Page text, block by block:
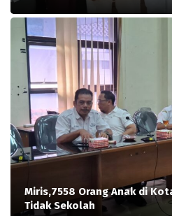
Miris,7558 Orang Anak di
Tidak Sekolah